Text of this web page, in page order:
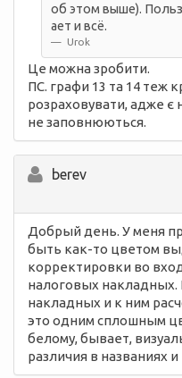
об этом выше).
ает и всё.
Urok
Це можна зробити.
ПС. графи 13 та 14 теж
розраховувати, адже є
не заповнюються.
berev
Добрый день. У меня
быть как-то цветом
корректировки во
налоговых накладных.
накладных и к ним
это одним сплошным
белому, бывает,
различия в названиях